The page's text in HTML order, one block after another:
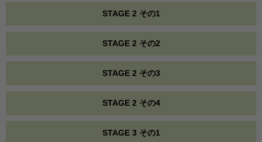
STAGE 2 その1
STAGE 2 その2
STAGE 2 その3
STAGE 2 その4
STAGE 3 その1